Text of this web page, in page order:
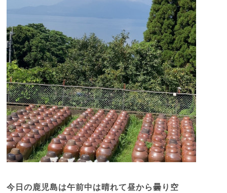
今日の鹿児島は午前中は晴れて昼から曇り空